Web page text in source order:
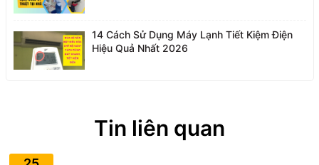
14 Cách Sử Dụng Máy Lạnh Tiết Kiệm Điện
Hiệu Quả Nhất 2026
Tin liên quan